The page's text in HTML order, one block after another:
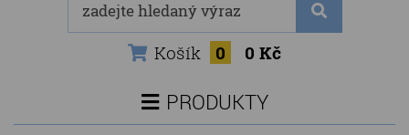
Košík 0 0 Kč
PRODUKTY